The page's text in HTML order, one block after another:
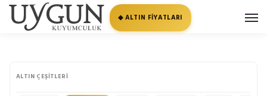
◆ ALTIN FİYATLARI
ALTIN ÇEŞITLERI